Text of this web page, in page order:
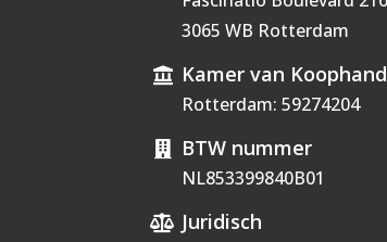
3065 WB Rotterdam
Kamer van
Rotterdam: 59274204
BTW nummer
NL853399840B01
Juridisch